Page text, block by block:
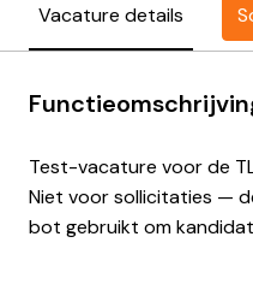
Vacature details
Test-vacature voor de
Niet voor sollicitaties —
bot gebruikt om